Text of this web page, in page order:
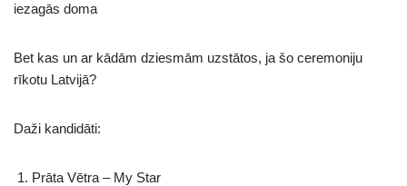
iezagās doma
Bet kas un ar kādām dziesmām uzstātos, ja šo ceremoniju
rīkotu Latvijā?
Daži kandidāti:
Prāta Vētra – My Star